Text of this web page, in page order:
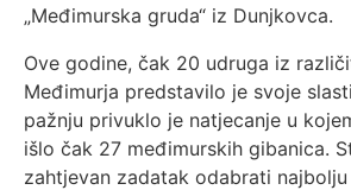
„Međimurska gruda“ iz Dunjkovca.
Ove godine, čak 20 udruga iz
Međimurja predstavilo je svoje
pažnju privuklo je natjecanje u
išlo čak 27 međimurskih gibanica.
zahtjevan zadatak odabrati